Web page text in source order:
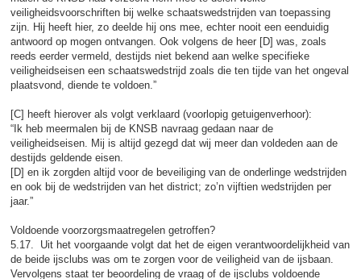
veiligheidsvoorschriften bij welke schaatswedstrijden van toepassing
zijn. Hij heeft hier, zo deelde hij ons mee, echter nooit een eenduidig
antwoord op mogen ontvangen. Ook volgens de heer [D] was, zoals
reeds eerder vermeld, destijds niet bekend aan welke specifieke
veiligheidseisen een schaatswedstrijd zoals die ten tijde van het ongeval
plaatsvond, diende te voldoen.”
[C] heeft hierover als volgt verklaard (voorlopig getuigenverhoor):
“Ik heb meermalen bij de KNSB navraag gedaan naar de
veiligheidseisen. Mij is altijd gezegd dat wij meer dan voldeden aan de
destijds geldende eisen.
[D] en ik zorgden altijd voor de beveiliging van de onderlinge wedstrijden
en ook bij de wedstrijden van het district; zo’n vijftien wedstrijden per
jaar.”
Voldoende voorzorgsmaatregelen getroffen?
5.17. Uit het voorgaande volgt dat het de eigen verantwoordelijkheid van
de beide ijsclubs was om te zorgen voor de veiligheid van de ijsbaan.
Vervolgens staat ter beoordeling de vraag of de ijsclubs voldoende